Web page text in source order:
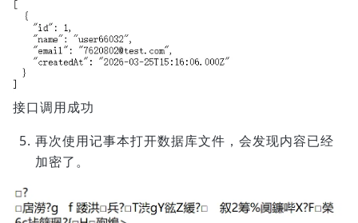
接口调用成功
再次使用记事本打开数据库文件，会发现内容已经
加密了。